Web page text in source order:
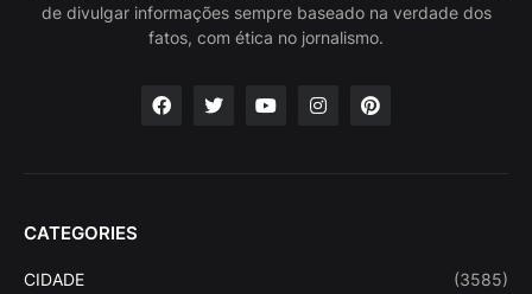
de divulgar informações sempre baseado na verdade dos
fatos, com ética no jornalismo.
CATEGORIES
CIDADE (3585)